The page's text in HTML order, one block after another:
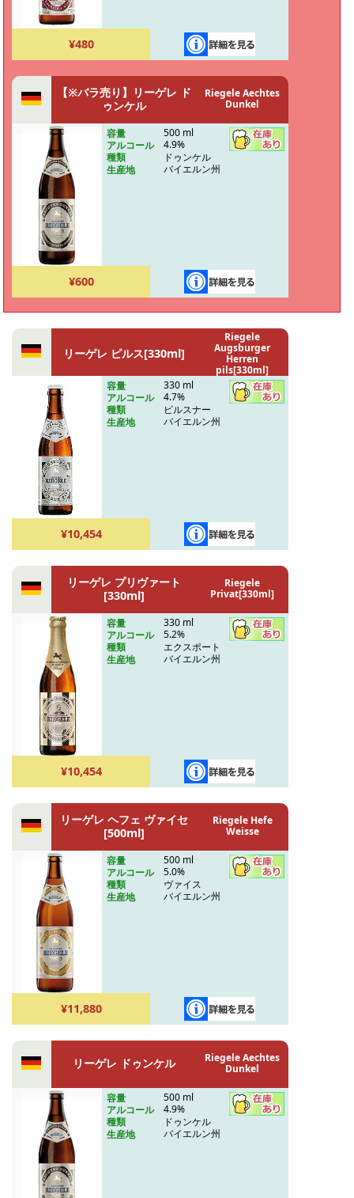
¥480
【※バラ売り】リーゲレ ド
ゥンケル
Riegele Aechtes
Dunkel
容量
500 ml
アルコール
4.9%
種類
ドゥンケル
生産地
バイエルン州
¥600
リーゲレ ピルス[330ml]
Riegele
Augsburger
Herren
pils[330ml]
容量
330 ml
アルコール
4.7%
種類
ピルスナー
生産地
バイエルン州
¥10,454
リーゲレ プリヴァート
[330ml]
Riegele
Privat[330ml]
容量
330 ml
アルコール
5.2%
種類
エクスポート
生産地
バイエルン州
¥10,454
リーゲレ ヘフェ ヴァイセ
[500ml]
Riegele Hefe
Weisse
容量
500 ml
アルコール
5.0%
種類
ヴァイス
生産地
バイエルン州
¥11,880
リーゲレ ドゥンケル
Riegele Aechtes
Dunkel
容量
500 ml
アルコール
4.9%
種類
ドゥンケル
生産地
バイエルン州